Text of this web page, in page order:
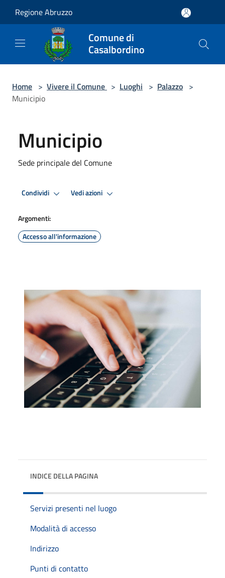
Regione Abruzzo
Comune di
Casalbordino
Home > Vivere il Comune > Luoghi > Palazzo >
Municipio
Municipio
Sede principale del Comune
Condividi Vedi azioni
Argomenti:
Accesso all'informazione
INDICE DELLA PAGINA
Servizi presenti nel luogo
Modalità di accesso
Indirizzo
Punti di contatto